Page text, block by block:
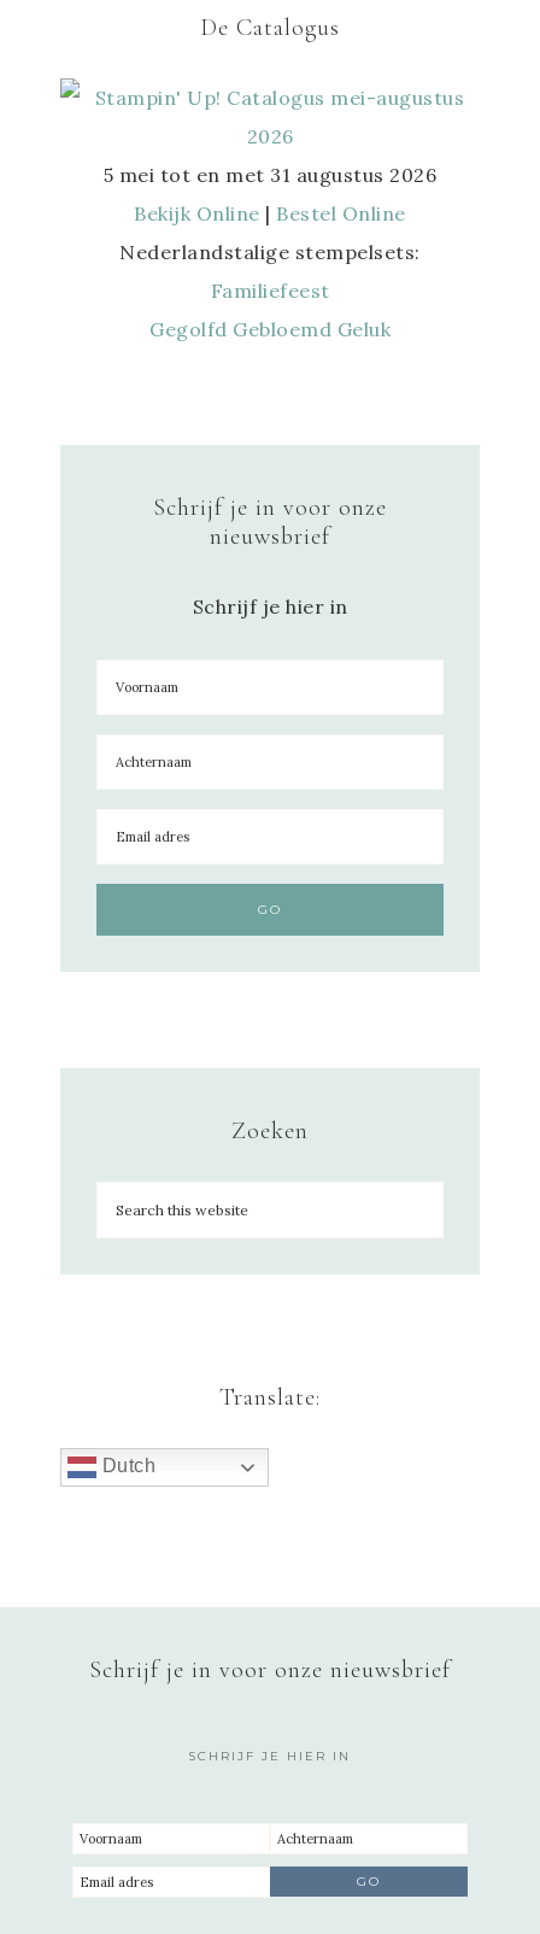
De Catalogus
5 mei tot en met 31 augustus 2026
Bekijk Online | Bestel Online
Nederlandstalige stempelsets:
Familiefeest
Gegolfd Gebloemd Geluk
Schrijf je in voor onze
nieuwsbrief
Schrijf je hier in
Zoeken
Translate:
Dutch
Schrijf je in voor onze nieuwsbrief
SCHRIJF JE HIER IN